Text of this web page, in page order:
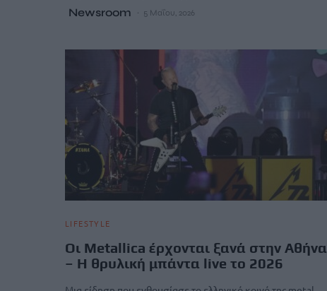
Newsroom 5 Μαΐου, 2026
LIFESTYLE
Οι Metallica έρχονται ξανά στην Αθήνα
– Η θρυλική μπάντα live το 2026